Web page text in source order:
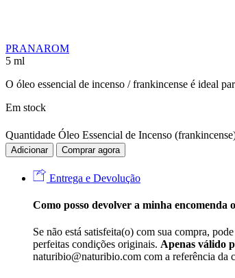
PRANAROM
5 ml
O óleo essencial de incenso / frankincense é ideal
Em stock
Quantidade Óleo Essencial de Incenso
Adicionar Comprar agora
Entrega e Devolução
Como posso devolver a minha encomenda
Se não está satisfeita(o) com sua compra,
perfeitas condições originais. Apenas válido
naturibio@naturibio.com com a referência da